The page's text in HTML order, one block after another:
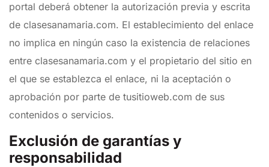
portal deberá obtener la autorización previa y escrita
de clasesanamaria.com. El establecimiento del enlace
no implica en ningún caso la existencia de relaciones
entre clasesanamaria.com y el propietario del sitio en
el que se establezca el enlace, ni la aceptación o
aprobación por parte de tusitioweb.com de sus
contenidos o servicios.
Exclusión de garantías y
responsabilidad